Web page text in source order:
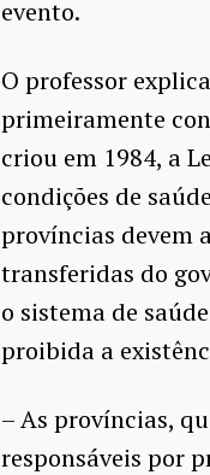
evento.
O professor
primeiramente
criou em 1984, a
condições de
províncias devem
transferidas do
o sistema de
proibida a
– As províncias,
responsáveis por